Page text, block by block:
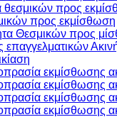
προς
προς εκμίσθωση
Θεσμικών προς
εκμίσθωσης
εκμίσθωσης
εκμίσθωσης
εκμίσθωσης